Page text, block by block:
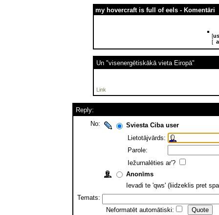
my hovercraft is full of eels - Komentāri
[
[
Un "visenergētiskākā vieta Eiropā"
Link
Reply:
No:
Sviesta Ciba user
Lietotājvārds:
Parole:
Iežurnalēties ar'?
Anonīms
Ievadi te 'qws' (liidzeklis pret
Temats:
Neformatēt automātiski: